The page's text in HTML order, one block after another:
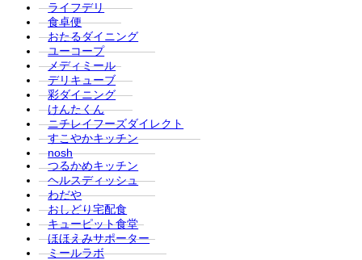
ライフデリ
食卓便
おたるダイニング
ユーコープ
メディミール
デリキューブ
彩ダイニング
けんたくん
ニチレイフーズダイレクト
すこやかキッチン
nosh
つるかめキッチン
ヘルスディッシュ
わだや
おしどり宅配食
キューピット食堂
ほほえみサポーター
ミールラボ